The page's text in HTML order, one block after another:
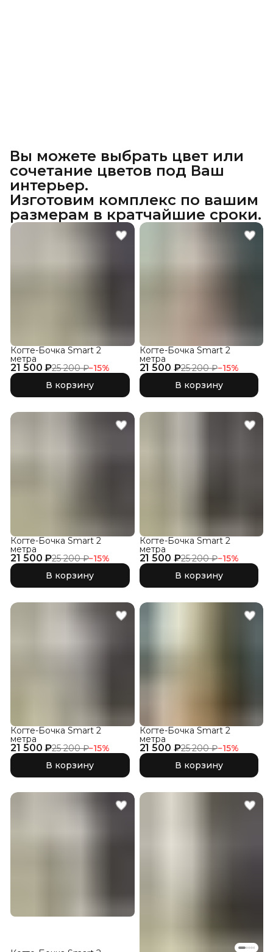
Вы можете выбрать цвет или
сочетание цветов под Ваш
интерьер.
Изготовим комплекс по вашим
размерам в кратчайшие сроки.
21 500 ₽25 200 ₽−15%
Когте-Бочка Smart 2
метра
В корзину
21 500 ₽25 200 ₽−15%
Когте-Бочка Smart 2
метра
В корзину
21 500 ₽25 200 ₽−15%
Когте-Бочка Smart 2
метра
В корзину
21 500 ₽25 200 ₽−15%
Когте-Бочка Smart 2
метра
В корзину
21 500 ₽25 200 ₽−15%
Когте-Бочка Smart 2
метра
В корзину
21 500 ₽25 200 ₽−15%
Когте-Бочка Smart 2
метра
В корзину